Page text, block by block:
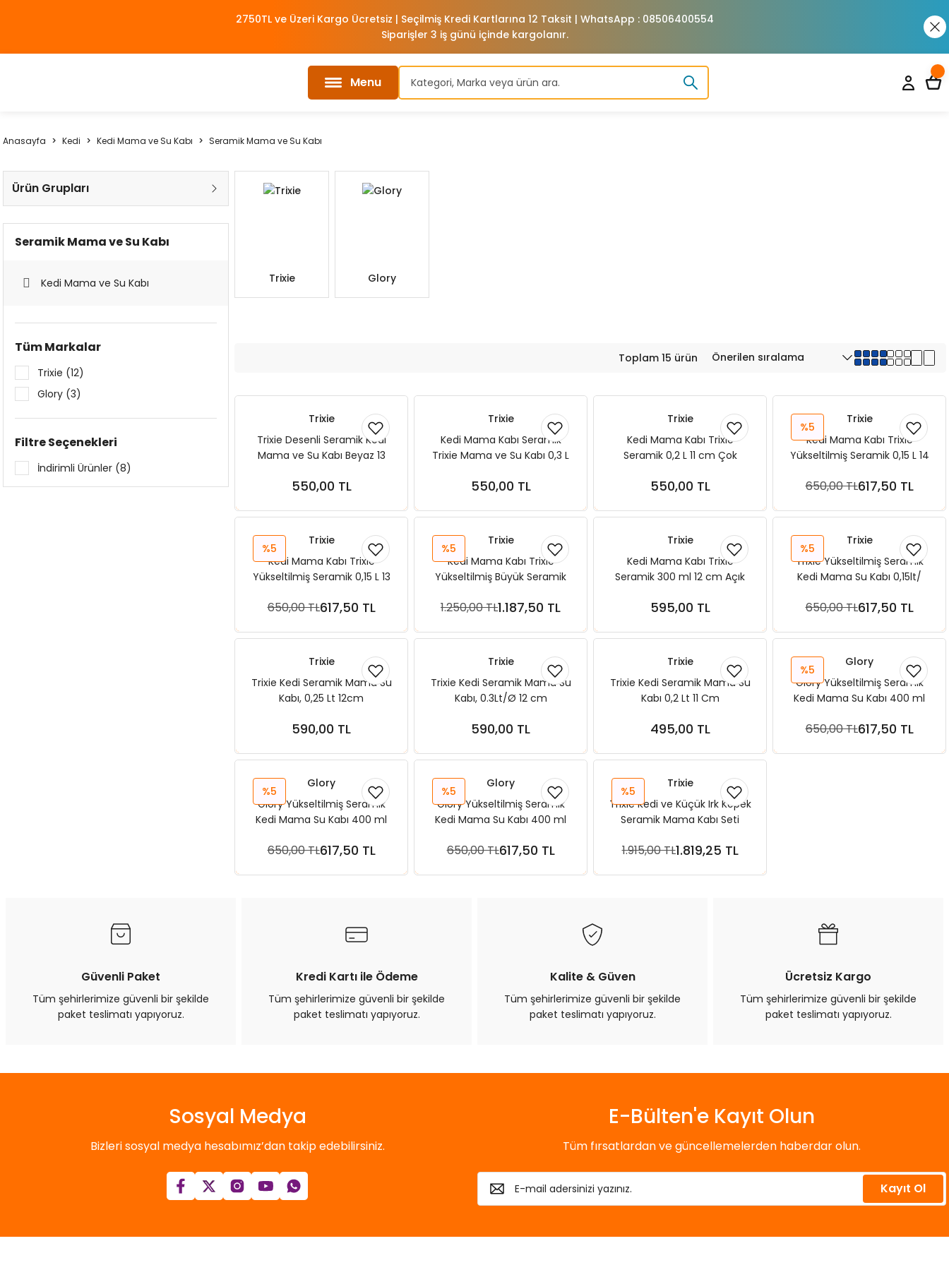
2750TL ve Üzeri Kargo Ücretsiz | Seçilmiş Kredi Kartlarına 12 Taksit | WhatsApp : 08506400554
Siparişler 3 iş günü içinde kargolanır.
Menu
Anasayfa Kedi Kedi Mama ve Su Kabı Seramik Mama ve Su Kabı
Ürün Grupları
Seramik Mama ve Su Kabı
Kedi Mama ve Su Kabı
Tüm Markalar
Trixie (12)
Glory (3)
Filtre Seçenekleri
İndirimli Ürünler (8)
Trixie Glory
Toplam 15 ürün
Trixie
Trixie Desenli Seramik Kedi
Mama ve Su Kabı Beyaz 13
550,00 TL
Sepete Ekle
Trixie
Kedi Mama Kabı Seramik
Trixie Mama ve Su Kabı 0,3 L
550,00 TL
Sepete Ekle
Trixie
Kedi Mama Kabı Trixie
Seramik 0,2 L 11 cm Çok
550,00 TL
Sepete Ekle
%5
Trixie
Kedi Mama Kabı Trixie
Yükseltilmiş Seramik 0,15 L 14
650,00 TL617,50 TL
Sepete Ekle
%5
Trixie
Kedi Mama Kabı Trixie
Yükseltilmiş Seramik 0,15 L 13
650,00 TL617,50 TL
Sepete Ekle
%5
Trixie
Kedi Mama Kabı Trixie
Yükseltilmiş Büyük Seramik
1.250,00 TL1.187,50 TL
Sepete Ekle
Trixie
Kedi Mama Kabı Trixie
Seramik 300 ml 12 cm Açık
595,00 TL
Sepete Ekle
%5
Trixie
Trixie Yükseltilmiş Seramik
Kedi Mama Su Kabı 0,15lt/
650,00 TL617,50 TL
Sepete Ekle
Trixie
Trixie Kedi Seramik Mama Su
Kabı, 0,25 Lt 12cm
590,00 TL
Sepete Ekle
Trixie
Trixie Kedi Seramik Mama Su
Kabı, 0.3Lt/Ø 12 cm
590,00 TL
Sepete Ekle
Trixie
Trixie Kedi Seramik Mama Su
Kabı 0,2 Lt 11 Cm
495,00 TL
Sepete Ekle
%5
Glory
Glory Yükseltilmiş Seramik
Kedi Mama Su Kabı 400 ml
650,00 TL617,50 TL
Sepete Ekle
%5
Glory
Glory Yükseltilmiş Seramik
Kedi Mama Su Kabı 400 ml
650,00 TL617,50 TL
Sepete Ekle
%5
Glory
Glory Yükseltilmiş Seramik
Kedi Mama Su Kabı 400 ml
650,00 TL617,50 TL
Sepete Ekle
%5
Trixie
Trixie Kedi ve Küçük Irk Köpek
Seramik Mama Kabı Seti
1.915,00 TL1.819,25 TL
Sepete Ekle
Güvenli Paket
Tüm şehirlerimize güvenli bir şekilde
paket teslimatı yapıyoruz.
Kredi Kartı ile Ödeme
Tüm şehirlerimize güvenli bir şekilde
paket teslimatı yapıyoruz.
Kalite & Güven
Tüm şehirlerimize güvenli bir şekilde
paket teslimatı yapıyoruz.
Ücretsiz Kargo
Tüm şehirlerimize güvenli bir şekilde
paket teslimatı yapıyoruz.
Sosyal Medya
Bizleri sosyal medya hesabımız’dan takip edebilirsiniz.
E-Bülten'e Kayıt Olun
Tüm fırsatlardan ve güncellemelerden haberdar olun.
Kayıt Ol